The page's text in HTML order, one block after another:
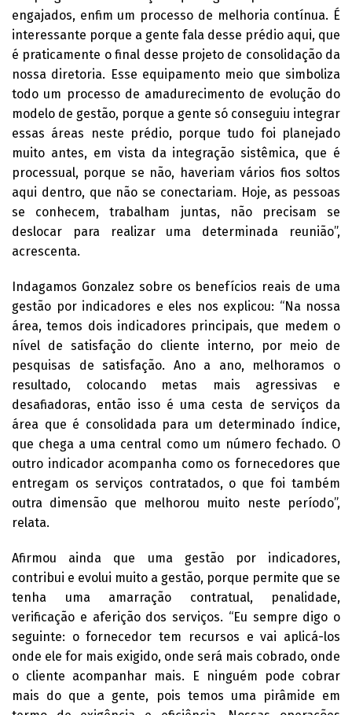
engajados, enfim um processo de melhoria contínua. É
interessante porque a gente fala desse prédio aqui, que
é praticamente o final desse projeto de consolidação da
nossa diretoria. Esse equipamento meio que simboliza
todo um processo de amadurecimento de evolução do
modelo de gestão, porque a gente só conseguiu integrar
essas áreas neste prédio, porque tudo foi planejado
muito antes, em vista da integração sistêmica, que é
processual, porque se não, haveriam vários fios soltos
aqui dentro, que não se conectariam. Hoje, as pessoas
se conhecem, trabalham juntas, não precisam se
deslocar para realizar uma determinada reunião”,
acrescenta.
Indagamos Gonzalez sobre os benefícios reais de uma
gestão por indicadores e eles nos explicou: “Na nossa
área, temos dois indicadores principais, que medem o
nível de satisfação do cliente interno, por meio de
pesquisas de satisfação. Ano a ano, melhoramos o
resultado, colocando metas mais agressivas e
desafiadoras, então isso é uma cesta de serviços da
área que é consolidada para um determinado índice,
que chega a uma central como um número fechado. O
outro indicador acompanha como os fornecedores que
entregam os serviços contratados, o que foi também
outra dimensão que melhorou muito neste período”,
relata.
Afirmou ainda que uma gestão por indicadores,
contribui e evolui muito a gestão, porque permite que se
tenha uma amarração contratual, penalidade,
verificação e aferição dos serviços. “Eu sempre digo o
seguinte: o fornecedor tem recursos e vai aplicá-los
onde ele for mais exigido, onde será mais cobrado, onde
o cliente acompanhar mais. E ninguém pode cobrar
mais do que a gente, pois temos uma pirâmide em